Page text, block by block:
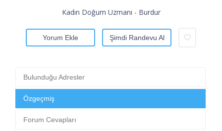
Kadın Doğum Uzmanı - Burdur
Yorum Ekle Şimdi Randevu Al
Bulunduğu Adresler
Özgeçmiş
Forum Cevapları